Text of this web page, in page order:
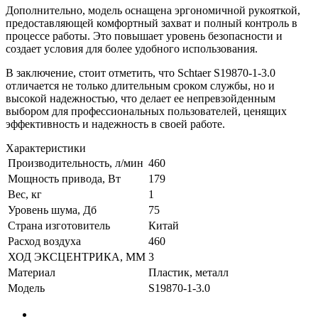
Дополнительно, модель оснащена эргономичной рукояткой,
предоставляющей комфортный захват и полный контроль в
процессе работы. Это повышает уровень безопасности и
создает условия для более удобного использования.
В заключение, стоит отметить, что Schtaer S19870-1-3.0
отличается не только длительным сроком службы, но и
высокой надежностью, что делает ее непревзойденным
выбором для профессиональных пользователей, ценящих
эффективность и надежность в своей работе.
Характеристики
Производительность, л/мин 460
Мощность привода, Вт
179
Вес, кг
1
Уровень шума, Дб
75
Страна изготовитель
Китай
Расход воздуха
460
ХОД ЭКСЦЕНТРИКА, ММ 3
Материал
Пластик, металл
Модель
S19870-1-3.0